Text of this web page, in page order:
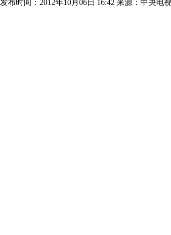
发布时间：2012年10月06日 16:42 来源：中央电